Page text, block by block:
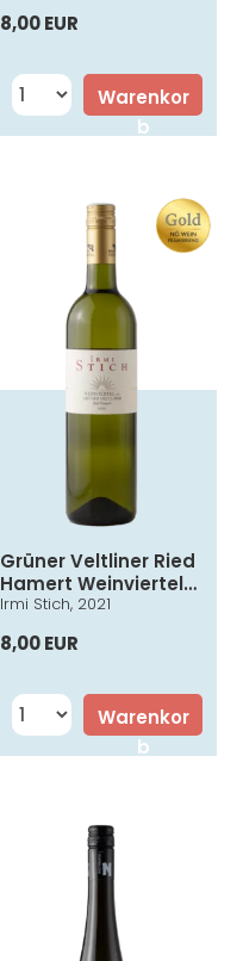
8,00 EUR
Warenkor
b
Grüner Veltliner Ried
Hamert Weinviertel
DAC
Irmi Stich, 2021
8,00 EUR
Warenkor
b